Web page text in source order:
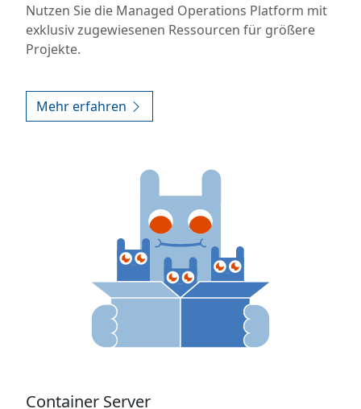
Nutzen Sie die Managed Operations Platform mit
exklusiv zugewiesenen Ressourcen für größere
Projekte.
Mehr erfahren
Container Server